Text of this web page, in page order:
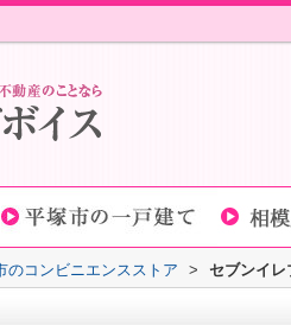
のコンビニエンスストア > セブンイレ